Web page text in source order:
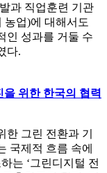
과 직업훈련 기관
업)에 대해서도
인 성과를 거둘 수
다.
위한 한국의 협력
그린 전환과 기
국제적 흐름 속에
는 ‘그린디지털 전